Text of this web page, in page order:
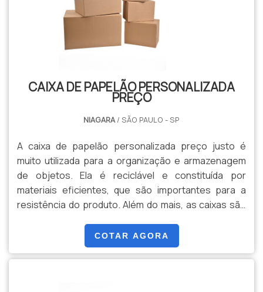
CAIXA DE PAPELÃO PERSONALIZADA
PREÇO
NIAGARA/ SÃO PAULO - SP
A caixa de papelão personalizada preço justo é
muito utilizada para a organização e armazenagem
de objetos. Ela é reciclável e constituída por
materiais eficientes, que são importantes para a
resistência do produto. Além do mais, as caixas são
ser facilmente transportados. Elas podem ser
personalizadas através de cores e tamanhos, que
podem ser escolhidos pelo cliente.O PRODUTO
COTAR AGORA